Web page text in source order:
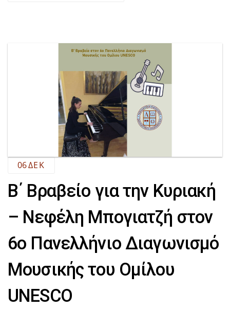
06ΔΕΚ
Β΄ Βραβείο για την Κυριακή
– Νεφέλη Μπογιατζή στον
6ο Πανελλήνιο Διαγωνισμό
Μουσικής του Ομίλου
UNESCO